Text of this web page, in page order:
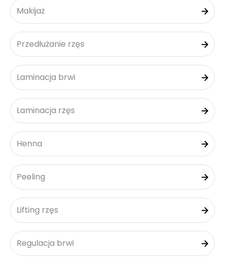
Makijaż
Przedłużanie rzęs
Laminacja brwi
Laminacja rzęs
Henna
Peeling
Lifting rzęs
Regulacja brwi